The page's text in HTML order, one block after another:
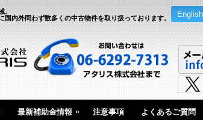
。
国内外問わず数多くの中古物件を取り扱っております。
最新補助金情報 » 注意事項 よくあるご質問